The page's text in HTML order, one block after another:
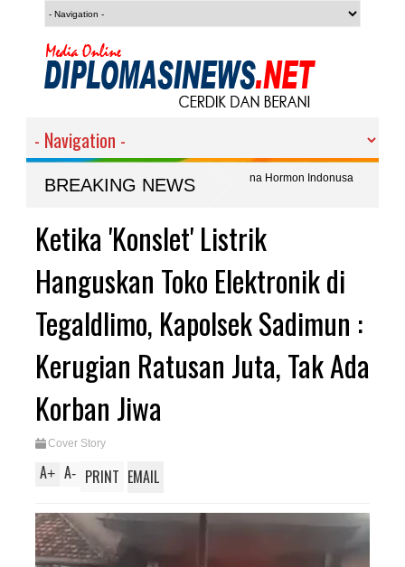
BREAKING NEWS
'Petani Naga' Purwoasri : Arena Hormon Indonusa
Ketika 'Konslet' Listrik
Hanguskan Toko Elektronik di
Tegaldlimo, Kapolsek Sadimun :
Kerugian Ratusan Juta, Tak Ada
Korban Jiwa
Cover Story
A+ A- PRINT EMAIL